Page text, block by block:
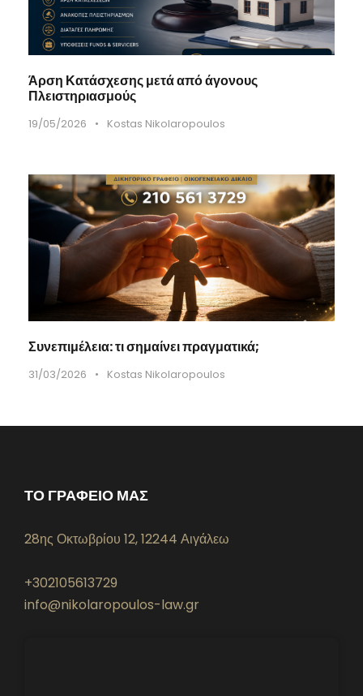
Άρση Κατάσχεσης μετά από άγονους
Πλειστηριασμούς
19/05/2026 • Kostas Nikolaropoulos
Συνεπιμέλεια: τι σημαίνει πραγματικά;
31/03/2026 • Kostas Nikolaropoulos
ΤΟ ΓΡΑΦΕΙΟ ΜΑΣ
28ης Οκτωβρίου 12, 12244 Αιγάλεω
+302105613729
info@nikolaropoulos-law.gr